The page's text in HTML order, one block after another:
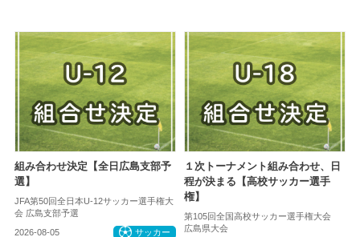
組み合わせ決定【全日広島支部予
選】
JFA第50回全日本U-12サッカー選手権大
会 広島支部予選
2026-08-05 サッカー
１次トーナメント組み合わせ、日
程が決まる【高校サッカー選手
権】
第105回全国高校サッカー選手権大会
広島県大会